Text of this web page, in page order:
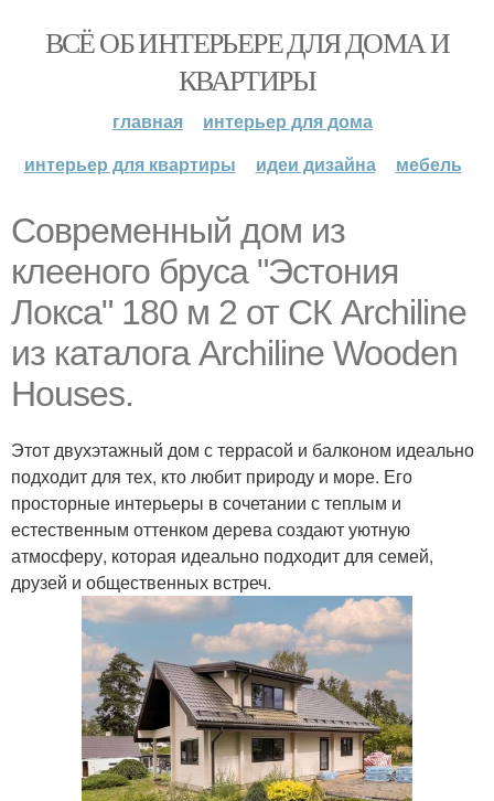
ВСЁ ОБ ИНТЕРЬЕРЕ ДЛЯ ДОМА И
КВАРТИРЫ
главная
интерьер для дома
интерьер для квартиры
идеи дизайна мебель
Современный дом из
клееного бруса "Эстония
Локса" 180 м 2 от СК Archiline
из каталога Archiline Wooden
Houses.
Этот двухэтажный дом с террасой и балконом идеально
подходит для тех, кто любит природу и море. Его
просторные интерьеры в сочетании с теплым и
естественным оттенком дерева создают уютную
атмосферу, которая идеально подходит для семей,
друзей и общественных встреч.